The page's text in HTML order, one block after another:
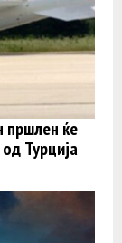
пршлен ќе
Турција